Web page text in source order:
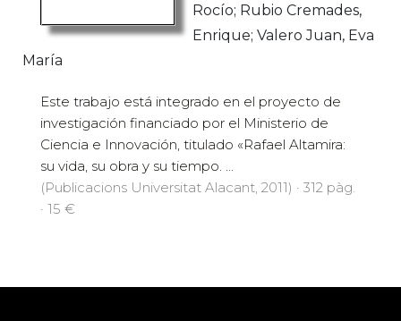
Rocío; Rubio Cremades,
Enrique; Valero Juan, Eva
María
Este trabajo está integrado en el proyecto de
investigación financiado por el Ministerio de
Ciencia e Innovación, titulado «Rafael Altamira:
su vida, su obra y su tiempo. ...
(Publicacions Universitat Alacant, 2011) · 312 pàg.
· 15 €